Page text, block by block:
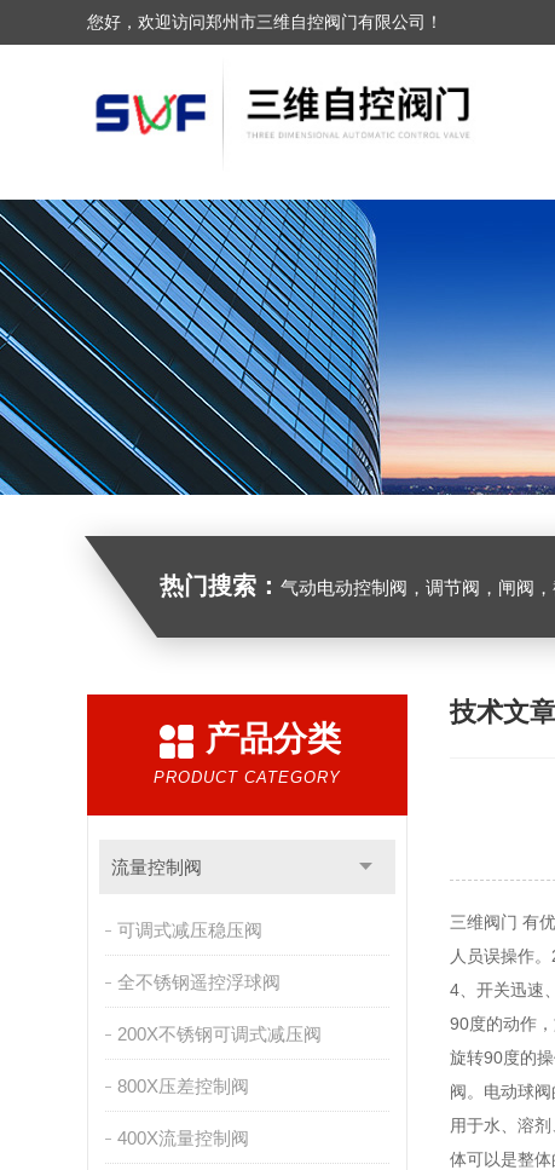
您好，欢迎访问郑州市三维自控阀门有限公司！
热门搜索： 气动电动控制阀，调节阀，闸阀，截止阀，球阀，蝶阀，止
产品分类
PRODUCT CATEGORY
流量控制阀
可调式减压稳压阀
全不锈钢遥控浮球阀
200X不锈钢可调式减压阀
800X压差控制阀
400X流量控制阀
技术文章
三维阀门 有
人员误操作
4、开关迅速
90度的动作
旋转90度的
阀。电动球
用于水、溶
体可以是整